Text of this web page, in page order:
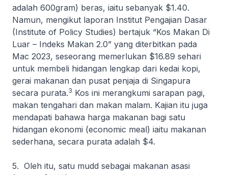
adalah 600gram) beras, iaitu sebanyak $1.40.
Namun, mengikut laporan Institut Pengajian Dasar
(Institute of Policy Studies) bertajuk “Kos Makan Di
Luar – Indeks Makan 2.0” yang diterbitkan pada
Mac 2023, seseorang memerlukan $16.89 sehari
untuk membeli hidangan lengkap dari kedai kopi,
gerai makanan dan pusat penjaja di Singapura
secara purata.3 Kos ini merangkumi sarapan pagi,
makan tengahari dan makan malam. Kajian itu juga
mendapati bahawa harga makanan bagi satu
hidangan ekonomi (economic meal) iaitu makanan
sederhana, secara purata adalah $4.
5. Oleh itu, satu mudd sebagai makanan asasi